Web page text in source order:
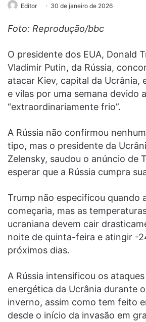
Editor 30 de janeiro de 2026
Foto: Reprodução/bbc
O presidente dos EUA, Donald
Vladimir Putin, da Rússia,
atacar Kiev, capital da Ucrânia,
e vilas por uma semana devido
“extraordinariamente frio”.
A Rússia não confirmou
tipo, mas o presidente da
Zelensky, saudou o anúncio de
esperar que a Rússia cumpra
Trump não especificou quando
começaria, mas as
ucraniana devem cair
noite de quinta-feira e atingir -
próximos dias.
A Rússia intensificou os
energética da Ucrânia durante
inverno, assim como tem feito
desde o início da invasão em